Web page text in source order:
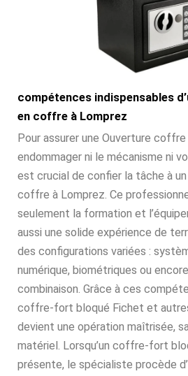
compétences indispensables
en coffre à Lomprez
Pour assurer une Ouverture
endommager ni le mécanisme ni
est crucial de confier la tâche à
coffre à Lomprez. Ce
seulement la formation et
aussi une solide expérience de
des configurations variées :
numérique, biométriques ou
combinaison. Grâce à ces
coffre-fort bloqué Fichet et
devient une opération maîtrisée,
matériel. Lorsqu’un coffre-fort
présente, le spécialiste procède